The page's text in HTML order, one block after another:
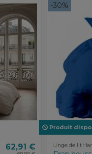
62,91 €
-30%
Produit
Linge de lit